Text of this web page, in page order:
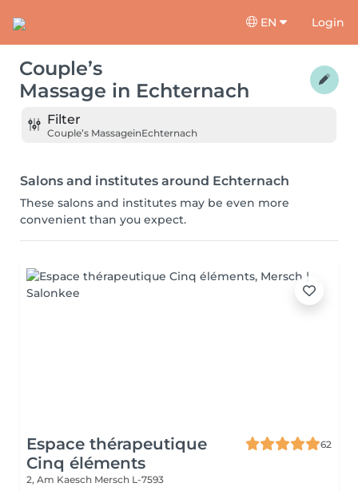
EN Login
Couple’s
Massage in Echternach
Filter
Couple’s MassageinEchternach
Salons and institutes around Echternach
These salons and institutes may be even more
convenient than you expect.
Espace thérapeutique
Cinq éléments
62
2, Am Kaesch Mersch L-7593